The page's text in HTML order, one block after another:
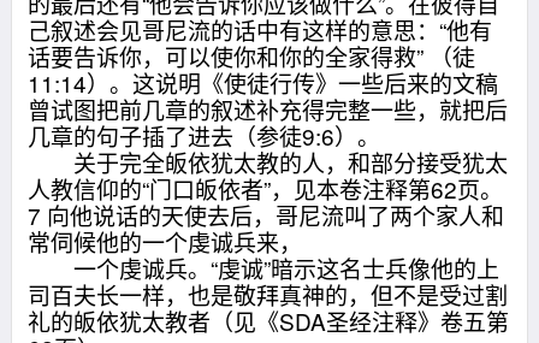
己叙述会见哥尼流的话中有这样的意思：“他有
话要告诉你，可以使你和你的全家得救” （徒
11:14）。这说明《使徒行传》一些后来的文稿
曾试图把前几章的叙述补充得完整一些，就把后
几章的句子插了进去（参徒9:6）。
关于完全皈依犹太教的人，和部分接受犹太
人教信仰的“门口皈依者”，见本卷注释第62页。
7 向他说话的天使去后，哥尼流叫了两个家人和
常伺候他的一个虔诚兵来，
一个虔诚兵。“虔诚”暗示这名士兵像他的上
司百夫长一样，也是敬拜真神的，但不是受过割
礼的皈依犹太教者（见《SDA圣经注释》卷五第